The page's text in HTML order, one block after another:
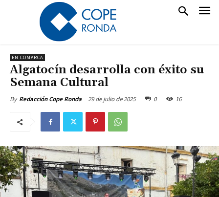
EN COMARCA
Algatocín desarrolla con éxito su
Semana Cultural
By Redacción Cope Ronda 29 de julio de 2025 0 16